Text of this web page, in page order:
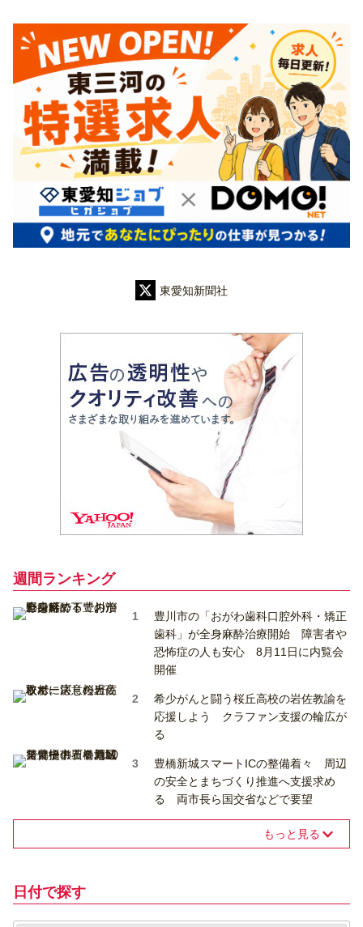
東愛知新聞社
週間ランキング
豊川市の「おがわ歯科口腔外科・矯正
歯科」が全身麻酔治療開始 障害者や
恐怖症の人も安心 8月11日に内覧会
開催
希少がんと闘う桜丘高校の岩佐教諭を
応援しよう クラファン支援の輪広が
る
豊橋新城スマートICの整備着々 周辺
の安全とまちづくり推進へ支援求め
る 両市長ら国交省などで要望
もっと見る
日付で探す